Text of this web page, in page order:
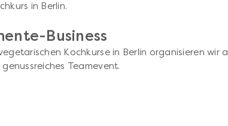
in Berlin.
Business
Kochkurse in Berlin organisieren wir
genussreiches Teamevent.